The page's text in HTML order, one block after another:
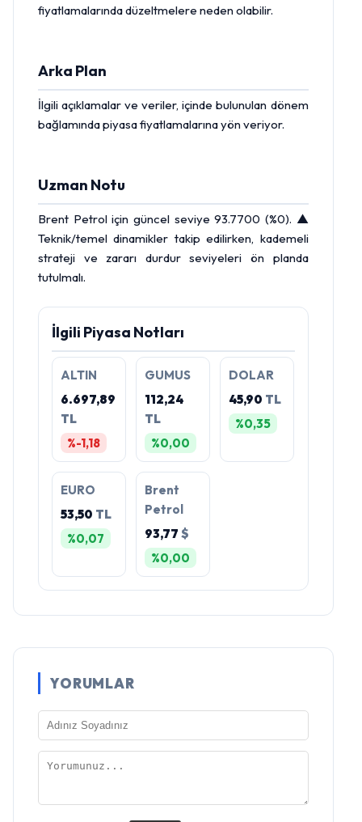
fiyatlamalarında düzeltmelere neden olabilir.
Arka Plan
İlgili açıklamalar ve veriler, içinde bulunulan dönem
bağlamında piyasa fiyatlamalarına yön veriyor.
Uzman Notu
Brent Petroliçin güncel seviye 93.7700 (%0). ▲
Teknik/temel dinamikler takip edilirken, kademeli
strateji ve zararı durdur seviyeleri ön planda
tutulmalı.
İlgili Piyasa Notları
ALTIN
6.697,89
TL
%-1,18
GUMUS
112,24
TL
%0,00
DOLAR
45,90 TL
%0,35
EURO
53,50 TL
%0,07
Brent
Petrol
93,77$
%0,00
YORUMLAR